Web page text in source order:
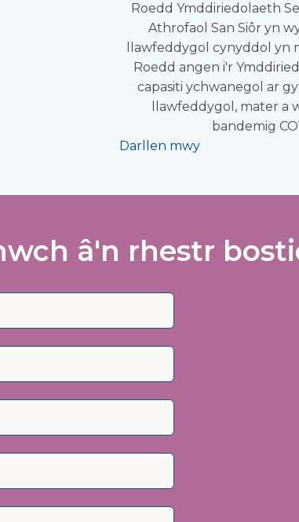
Roedd Ymddiriedolaeth
Athrofaol San Siôr yn
llawfeddygol cynyddol yn
Roedd angen i'r
capasiti ychwanegol ar
llawfeddygol, mater a
bandemig
Darllen mwy
â'n rhestr